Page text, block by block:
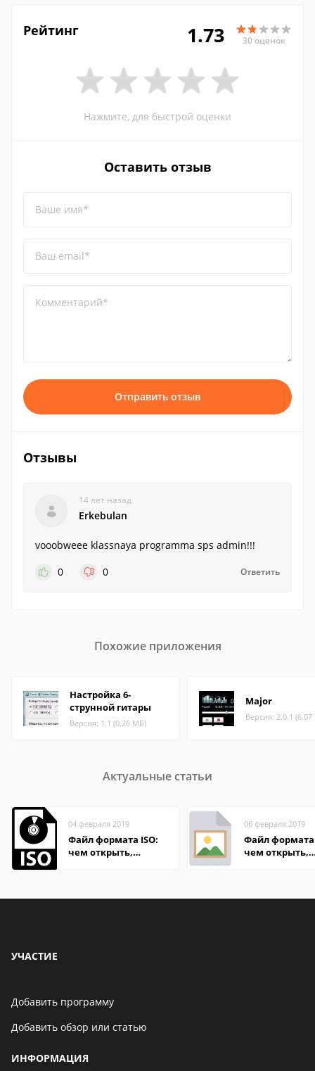
Рейтинг 1.73 30 оценок
Нажмите, для быстрой оценки
Оставить отзыв
Ваше имя*
Ваш email*
Комментарий*
Отправить отзыв
Отзывы
14 лет назад
Erkebulan
vooobweee klassnaya programma sps admin!!!
0
0 Ответить
Похожие приложения
Настройка 6-
струнной гитары
Версия: 1.1 (0.26 МБ)
Major
Версия: 2.0.1
Актуальные статьи
04 февраля 2019
Файл формата ISO:
чем открыть,
06 февраля 2019
Файл формата
чем открыть,
УЧАСТИЕ
Добавить программу
Добавить обзор или статью
ИНФОРМАЦИЯ